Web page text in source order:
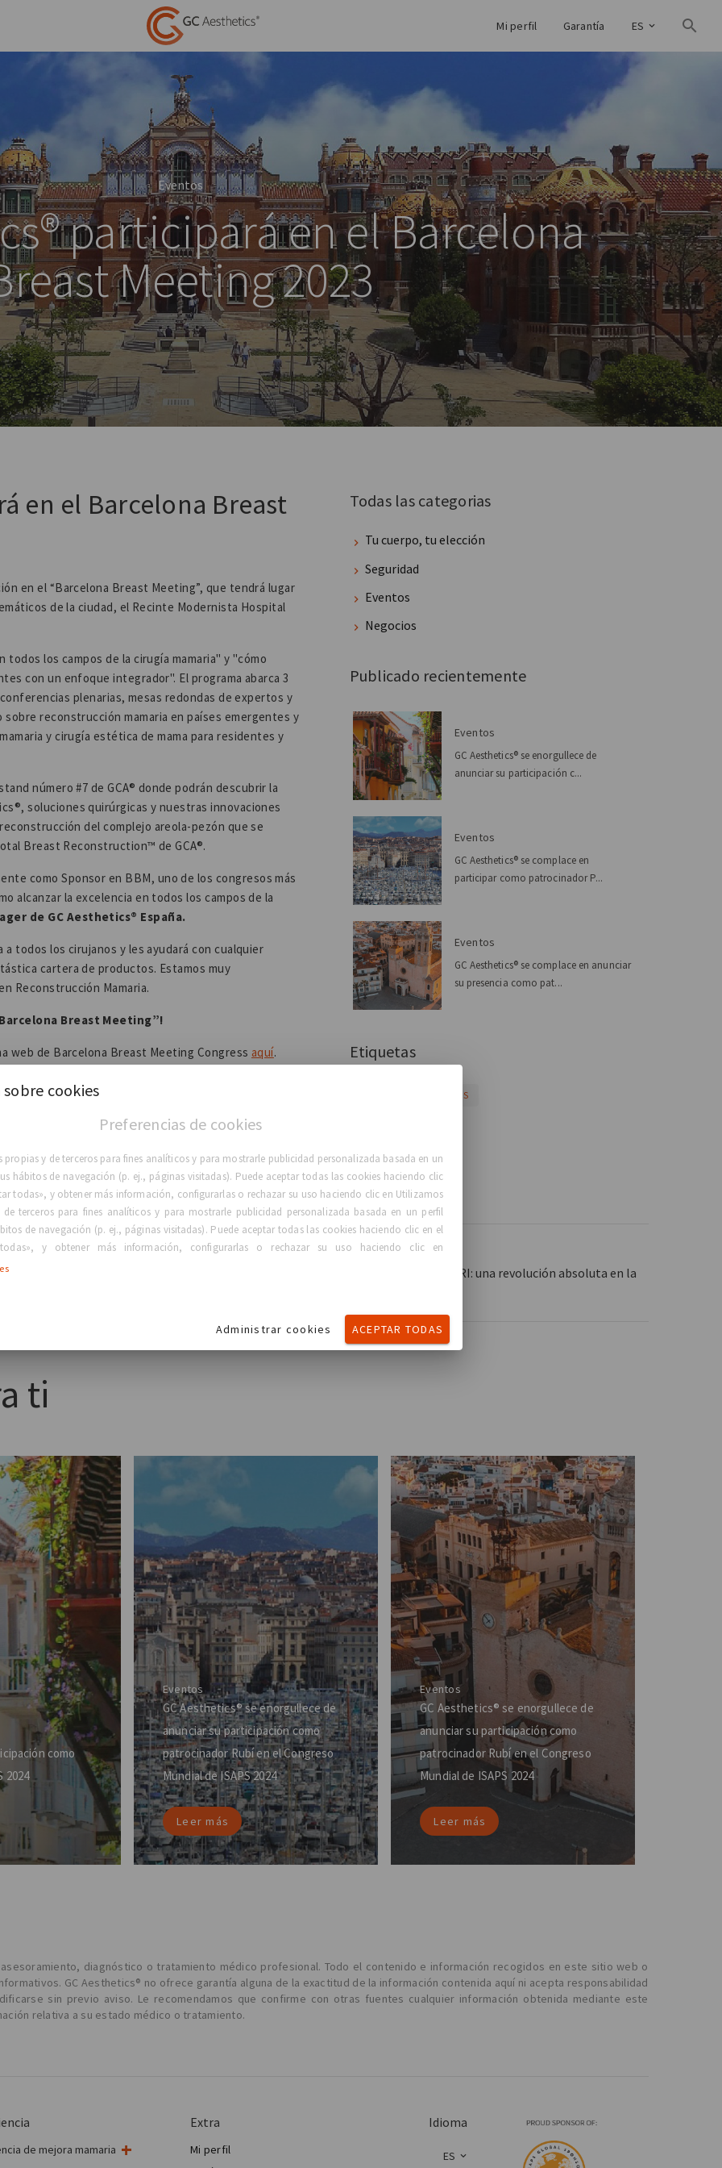
Mi perfil Garantía ES
Eventos
participará en el Barcelona
Meeting 2023
en el Barcelona Breast
en el “Barcelona Breast Meeting”, que tendrá lugar
de la ciudad, el Recinte Modernista Hospital
todos los campos de la cirugía mamaria" y "cómo
con un enfoque integrador". El programa abarca 3
plenarias, mesas redondas de expertos y
reconstrucción mamaria en países emergentes y
y cirugía estética de mama para residentes y
número #7 de GCA® donde podrán descubrir la
soluciones quirúrgicas y nuestras innovaciones
del complejo areola-pezón que se
Breast Reconstruction™ de GCA®.
como Sponsor en BBM, uno de los congresos más
alcanzar la excelencia en todos los campos de la
de GC Aesthetics® España.
todos los cirujanos y les ayudará con cualquier
cartera de productos. Estamos muy
Reconstrucción Mamaria.
Breast Meeting”!
web de Barcelona Breast Meeting Congress aquí.
Todas las categorias
Tu cuerpo, tu elección
Seguridad
Eventos
Negocios
Publicado recientemente
Eventos
GC Aesthetics® se enorgullece de
anunciar su participación c...
Eventos
GC Aesthetics® se complace en
participar como patrocinador P...
Eventos
GC Aesthetics® se complace en anunciar
su presencia como pat...
Etiquetas
CONGRESS
Leer más
de la
Leer más
GC Aesthetics® anuncia el lanzamiento de FixNip™ NRI: una revolución absoluta en la
ti
como
2024
Eventos
GC Aesthetics® se enorgullece de
anunciar su participación como
patrocinador Rubí en el Congreso
Mundial de ISAPS 2024
Leer más
Eventos
GC Aesthetics® se enorgullece de
anunciar su participación como
patrocinador Rubí en el Congreso
Mundial de ISAPS 2024
Leer más
diagnóstico o tratamiento médico profesional. Todo el contenido e información recogidos en este sitio web o
GC Aesthetics® no ofrece garantía alguna de la exactitud de la información contenida aquí ni acepta responsabilidad
sin previo aviso. Le recomendamos que confirme con otras fuentes cualquier información obtenida mediante este
relativa a su estado médico o tratamiento.
de mejora mamaria
Extra
Mi perfil
Idioma
ES
cookies
Preferencias de cookies
propias y de terceros para fines analíticos y para mostrarle publicidad personalizada basada en un
hábitos de navegación (p. ej., páginas visitadas). Puede aceptar todas las cookies haciendo clic
todas», y obtener más información, configurarlas o rechazar su uso haciendo clic en Utilizamos
terceros para fines analíticos y para mostrarle publicidad personalizada basada en un perfil
de navegación (p. ej., páginas visitadas). Puede aceptar todas las cookies haciendo clic en el
y obtener más información, configurarlas o rechazar su uso haciendo clic en
Administrar cookies ACEPTAR TODAS